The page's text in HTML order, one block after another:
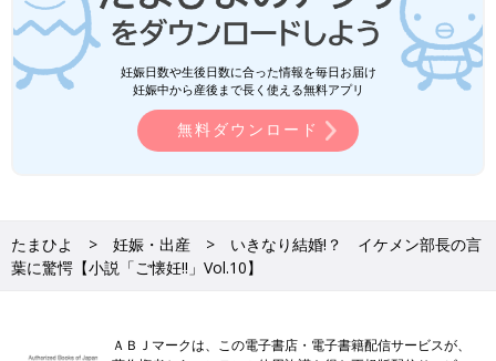
ミでした』（ベリーズ文庫）、『僕らの空は群青色』（スターツ
出版文庫）などがある。現在、小説サイト「Berry's Cafe」
「ノベマ！」にて執筆活動中。『ご懐妊!！』（スターツ出版文
庫）は現在3巻まで発売中。テキストリンクなどもはれる。
生児学会新生児蘇生法委員などを歴任。現在、周産期メンタルヘ
ルス学会評議員、女性スポーツ研究会理事、2020年産科婦人科
妊娠日数や生後日数に合った情報を毎日お届け
妊娠中から産後まで長く使える無料アプリ
無料ダウンロード
たまひよ 妊娠・出産
いきなり結婚!？ イケメン部長の言
葉に驚愕【小説「ご懐妊!!」Vol.10】
ＡＢＪマークは、この電子書店・電子書籍配信サービスが、